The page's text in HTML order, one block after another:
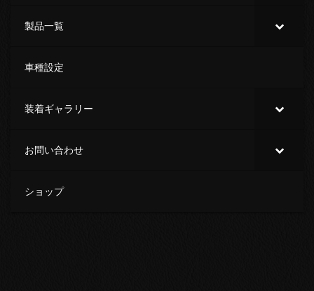
製品一覧
車種設定
装着ギャラリー
お問い合わせ
ショップ